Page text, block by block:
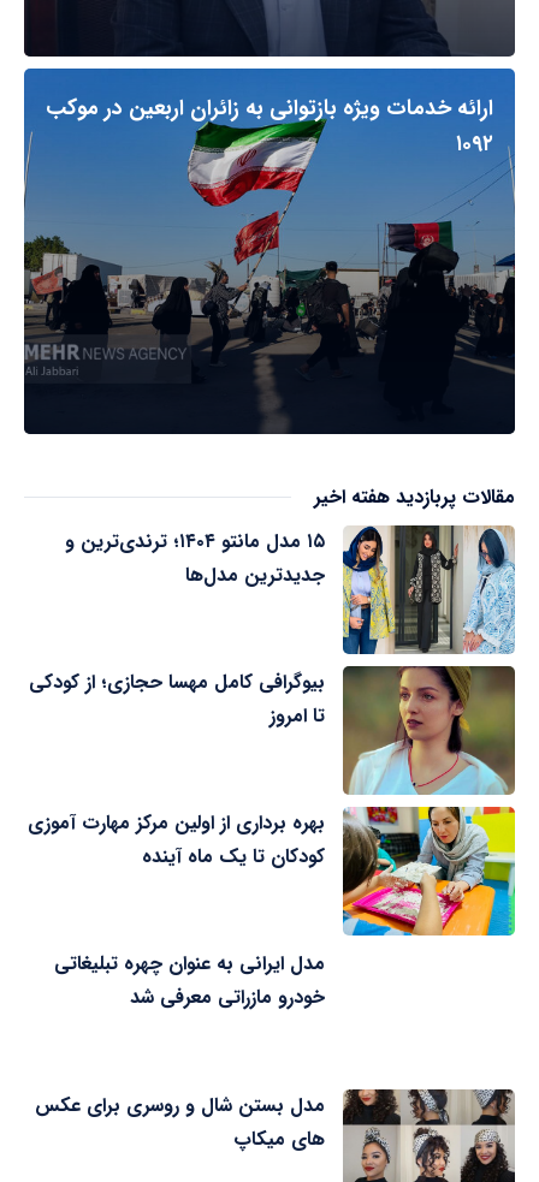
ارائه خدمات ویژه بازتوانی به زائران اربعین در موکب
۱۰۹۲
مقالات پربازدید هفته اخیر
۱۵ مدل مانتو ۱۴۰۴؛ ترندی‌ترین و
جدیدترین مدل‌ها
بیوگرافی کامل مهسا حجازی؛ از کودکی
تا امروز
بهره برداری از اولین مرکز مهارت آموزی
کودکان تا یک ماه آینده
مدل ایرانی به عنوان چهره تبلیغاتی
خودرو مازراتی معرفی شد
مدل بستن شال و روسری برای عکس
های میکاپ